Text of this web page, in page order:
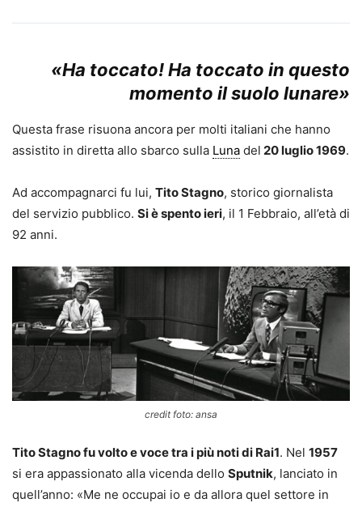
«Ha toccato! Ha toccato in questo
momento il suolo lunare»
Questa frase risuona ancora per molti italiani che hanno
assistito in diretta allo sbarco sulla Luna del 20 luglio 1969.
Ad accompagnarci fu lui, Tito Stagno, storico giornalista
del servizio pubblico. Si è spento ieri, il 1 Febbraio, all’età di
92 anni.
credit foto: ansa
Tito Stagno fu volto e voce tra i più noti di Rai1. Nel 1957
si era appassionato alla vicenda dello Sputnik, lanciato in
quell’anno: «Me ne occupai io e da allora quel settore in